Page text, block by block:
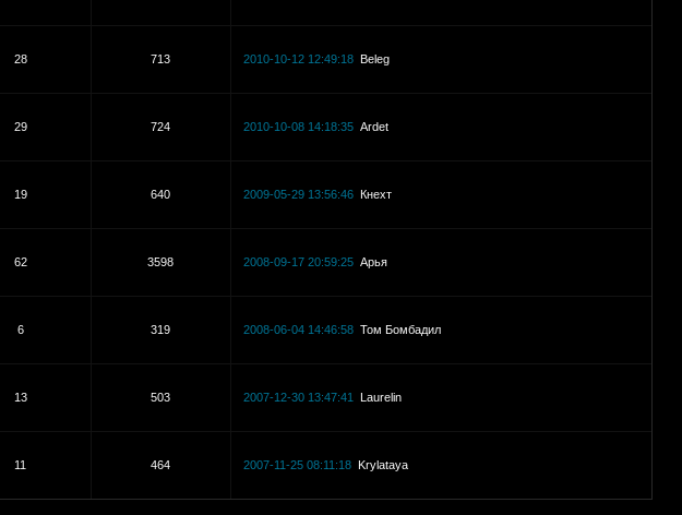
28
713 2010-10-12 12:49:18 Beleg
29
724 2010-10-08 14:18:35 Ardet
19
640 2009-05-29 13:56:46 Кнехт
62
3598 2008-09-17 20:59:25 Арья
6
319 2008-06-04 14:46:58 Том Бомбадил
13
503 2007-12-30 13:47:41 Laurelin
11
464 2007-11-25 08:11:18 Krylataya